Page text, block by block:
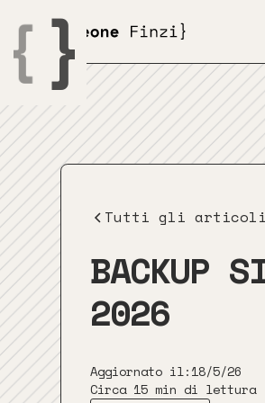
Tutti gli articoli
BACKUP
2026
Aggiornato il: 18/5/26
Circa 15 min di lettura